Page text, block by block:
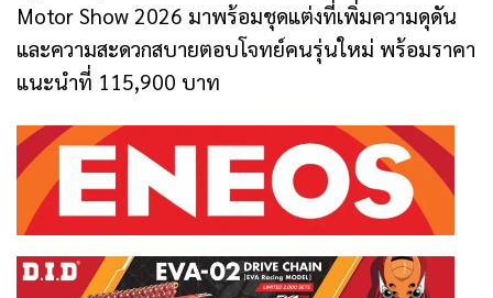
Motor Show 2026 มาพร้อมชุดแต่งที่เพิ่มความดุดัน
และความสะดวกสบายตอบโจทย์คนรุ่นใหม่ พร้อมราคา
แนะนำที่ 115,900 บาท